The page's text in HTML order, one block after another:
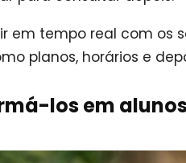
tempo real com os
planos, horários e
los em